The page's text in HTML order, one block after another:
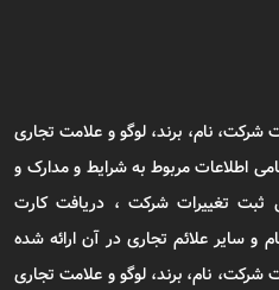
نام، برند، لوگو و علامت تجاری
اطلاعات مربوط به شرایط و مدارک و
ثبت تغییرات شرکت ، دریافت کارت
و سایر علائم تجاری در آن ارائه شده
نام، برند، لوگو و علامت تجاری